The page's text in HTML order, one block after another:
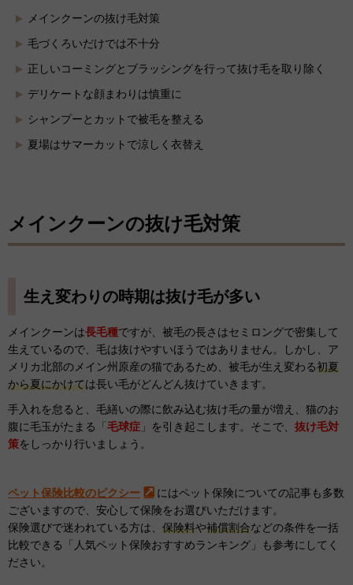
メインクーンの抜け毛対策
毛づくろいだけでは不十分
正しいコーミングとブラッシングを行って抜け毛を取り除く
デリケートな顔まわりは慎重に
シャンプーとカットで被毛を整える
夏場はサマーカットで涼しく衣替え
メインクーンの抜け毛対策
生え変わりの時期は抜け毛が多い
メインクーンは長毛種ですが、被毛の長さはセミロングで密集して
生えているので、毛は抜けやすいほうではありません。しかし、ア
メリカ北部のメイン州原産の猫であるため、被毛が生え変わる初夏
から夏にかけては長い毛がどんどん抜けていきます。
手入れを怠ると、毛繕いの際に飲み込む抜け毛の量が増え、猫のお
腹に毛玉がたまる「 毛球症 」を引き起こします。そこで、 抜け毛対
策をしっかり行いましょう。
ペット保険比較のピクシー
にはペット保険についての記事も多数
ございますので、安心して保険をお選びいただけます。
保険選びで迷われている方は、 保険料や補償割合などの条件を一括
比較できる「人気ペット保険おすすめランキング」も参考にしてく
ださい。